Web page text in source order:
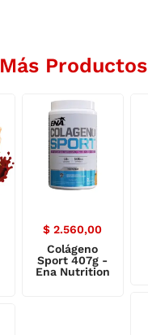
Más Productos
$ 2.560,00
Colágeno
Sport 407g -
Ena Nutrition